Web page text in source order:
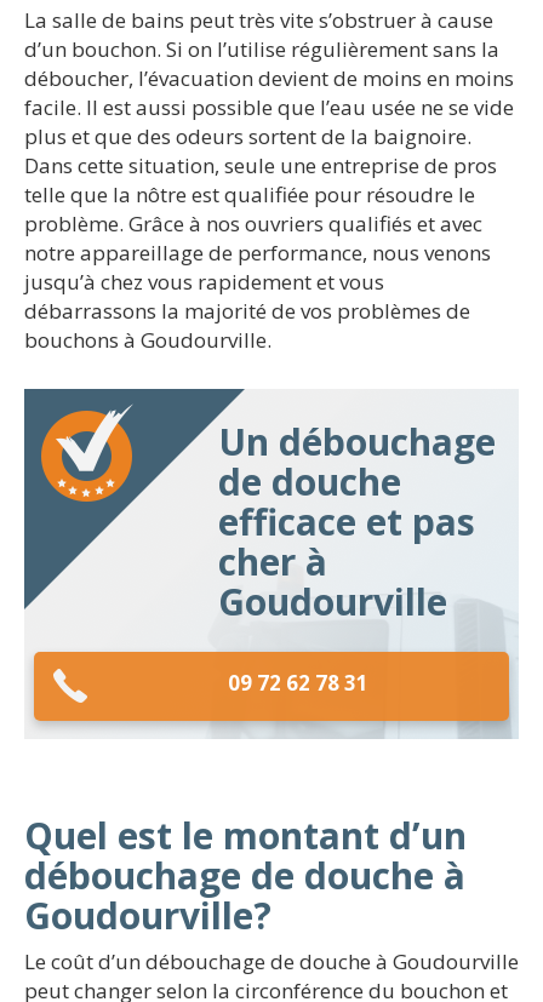
La salle de bains peut très vite s’obstruer à cause
d’un bouchon. Si on l’utilise régulièrement sans la
déboucher, l’évacuation devient de moins en moins
facile. Il est aussi possible que l’eau usée ne se vide
plus et que des odeurs sortent de la baignoire.
Dans cette situation, seule une entreprise de pros
telle que la nôtre est qualifiée pour résoudre le
problème. Grâce à nos ouvriers qualifiés et avec
notre appareillage de performance, nous venons
jusqu’à chez vous rapidement et vous
débarrassons la majorité de vos problèmes de
bouchons à Goudourville.
Un débouchage
de douche
efficace et pas
cher à
Goudourville
09 72 62 78 31
Quel est le montant d’un
débouchage de douche à
Goudourville?
Le coût d’un débouchage de douche à Goudourville
peut changer selon la circonférence du bouchon et